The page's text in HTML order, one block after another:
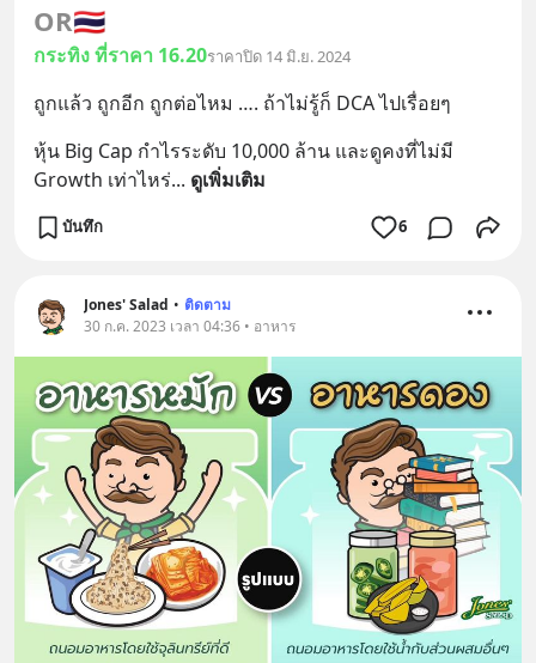
OR🇹🇭
กระทิง ที่ราคา 16.20ราคาปิด 14 มิ.ย. 2024
ถูกแล้ว ถูกอีก ถูกต่อไหม …. ถ้าไม่รู้ก็ DCA ไปเรื่อยๆ
หุ้น Big Cap กำไรระดับ 10,000 ล้าน และดูคงที่ไม่มี
Growth เท่าไหร่... ดูเพิ่มเติม
บันทึก 6
Jones' Salad • ติดตาม
30 ก.ค. 2023 เวลา 04:36 • อาหาร